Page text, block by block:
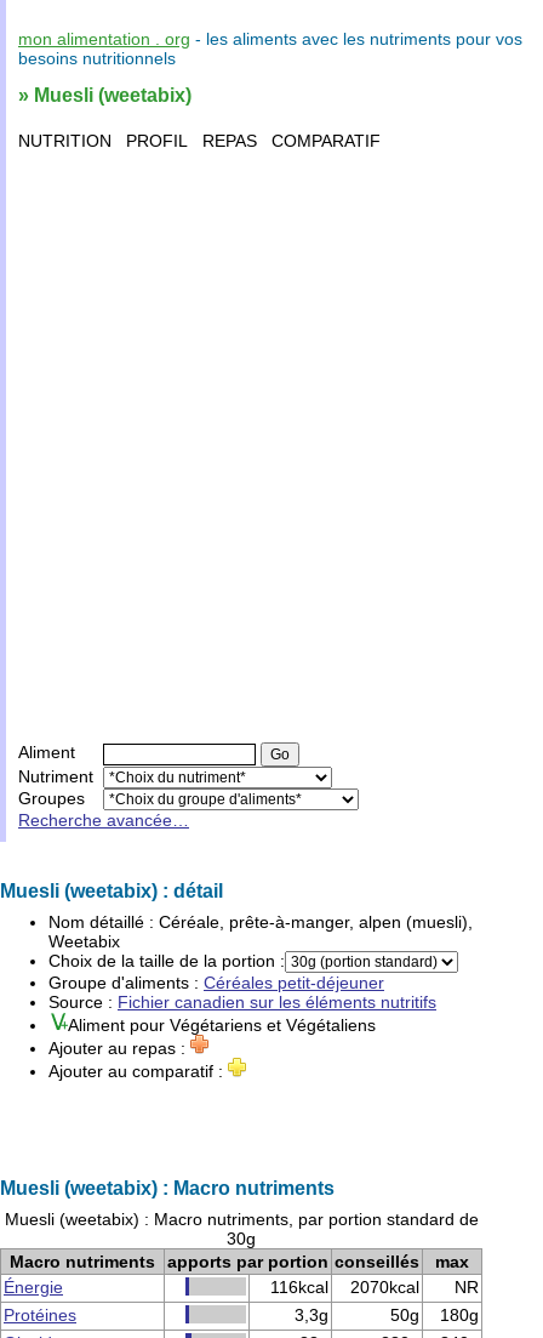
mon alimentation . org - les aliments avec les nutriments pour vos
besoins nutritionnels
» Muesli (weetabix)
NUTRITION PROFIL REPAS COMPARATIF
Aliment
Nutriment
Groupes
Recherche avancée…
Muesli (weetabix) : détail
Nom détaillé : Céréale, prête-à-manger, alpen (muesli),
Weetabix
Choix de la taille de la portion :
Groupe d'aliments : Céréales petit-déjeuner
Source : Fichier canadien sur les éléments nutritifs
Aliment pour Végétariens et Végétaliens
Ajouter au repas :
Ajouter au comparatif :
Muesli (weetabix) : Macro nutriments
Muesli (weetabix) : Macro nutriments, par portion standard de
30g
Macro nutriments
apports par portion conseillés
max
Énergie
116kcal 2070kcal
NR
Protéines
3,3g 50g
180g